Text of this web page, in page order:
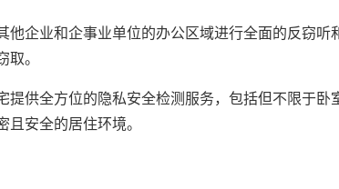
他企业和企事业单位的办公区域进行全面的反窃听
。
提供全方位的隐私安全检测服务，包括但不限于卧
安全的居住环境。